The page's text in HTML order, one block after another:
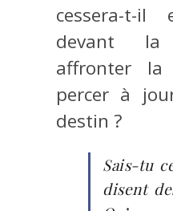
cessera-t-
devant
affronter la
percer à
destin ?
Sais-tu
disent